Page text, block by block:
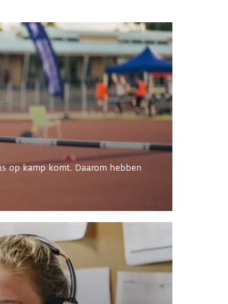
op kamp komt. Daarom hebben